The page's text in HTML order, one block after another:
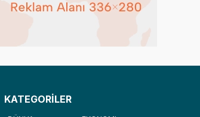
KATEGORİLER